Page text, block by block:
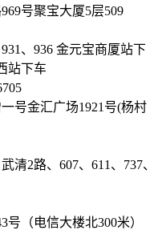
号聚宝大厦5层509
、936 金元宝商厦站下
站下车
号金汇广场1921号(杨村
清2路、607、611、737、
（电信大楼北300米）